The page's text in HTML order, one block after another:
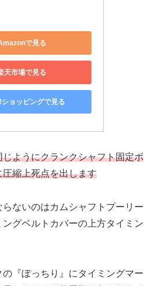
で見る
天市場で見る
ョッピングで見る
ようにクランクシャフト固定ボ
縮上死点を出します
ないのはカムシャフトプーリー
グベルトカバーの上方タイミン
『ぽっちり』にタイミングマー